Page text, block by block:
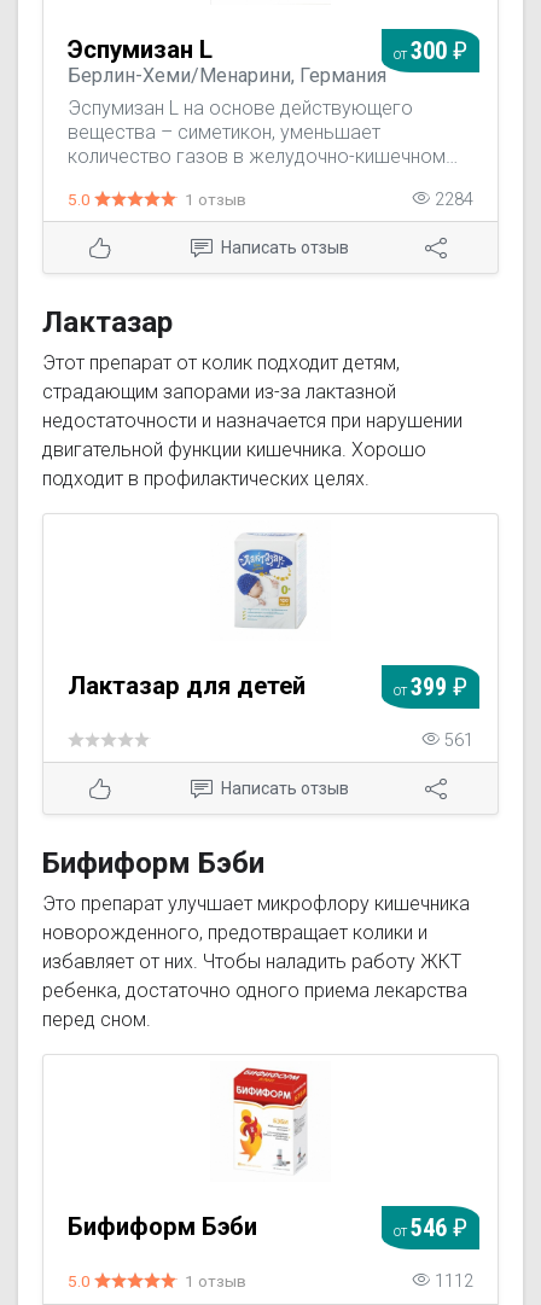
Эспумизан L
Берлин-Хеми/Менарини, Германия
Эспумизан L на основе действующего
вещества – симетикон, уменьшает
количество газов в желудочно-кишечном
активными свойствами и способностью
снижать поверхностное натяжение на
границе раздела сред жидкость/газ, что
затрудняет образование пузырьков газа, а
разрушению пены в кишечнике, вследствие
выводится естественным путем под влиянием
перистальтики кишечника. Применение
симентикона при подготовке к проведению
диагностических исследований
предупреждает возникновение дефектов
изображения, вызываемых пузырьками
газа.
от300
5.0 1 отзыв 2284
Написать отзыв
Лактазар
Этот препарат от колик подходит детям,
страдающим запорами из-за лактазной
недостаточности и назначается при нарушении
двигательной функции кишечника. Хорошо
подходит в профилактических целях.
Лактазар для детей от399
561
Написать отзыв
Бифиформ Бэби
Это препарат улучшает микрофлору кишечника
новорожденного, предотвращает колики и
избавляет от них. Чтобы наладить работу ЖКТ
ребенка, достаточно одного приема лекарства
перед сном.
Бифиформ Бэби от546
5.0 1 отзыв 1112